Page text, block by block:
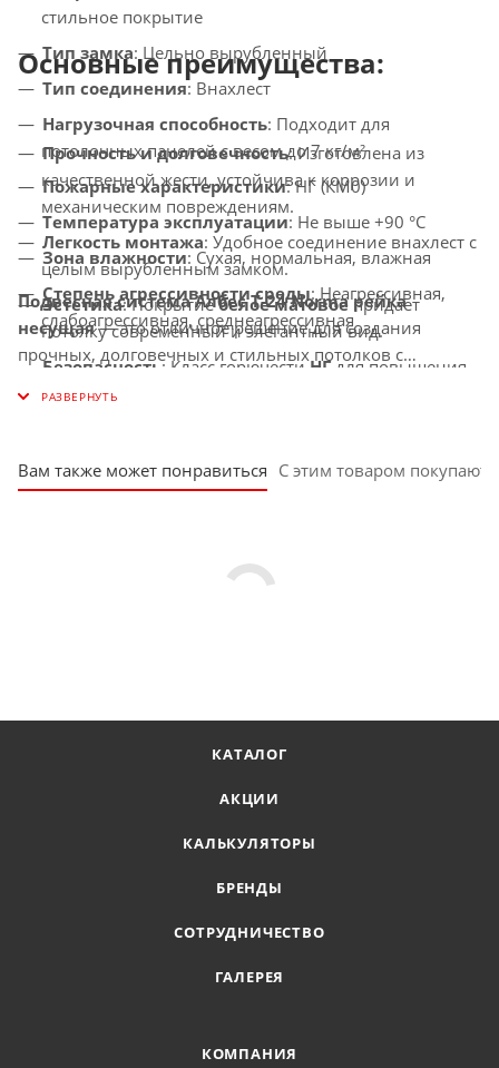
стильное покрытие
Тип замка: Цельно вырубленный
Тип соединения: Внахлест
Нагрузочная способность: Подходит для
потолочных панелей с весом до 7 кг/м²
Пожарные характеристики: НГ (КМ0)
Температура эксплуатации: Не выше +90 °C
Зона влажности: Сухая, нормальная, влажная
Степень агрессивности среды: Неагрессивная,
слабоагрессивная, среднеагрессивная
Основные преимущества:
Прочность и долговечность: Изготовлена из
качественной жести, устойчива к коррозии и
механическим повреждениям.
Легкость монтажа: Удобное соединение внахлест с
целым вырубленным замком.
Эстетика: Покрытиебелое матовоепридает
потолку современный и элегантный вид.
Безопасность: Класс горючестиНГдля повышения
безопасности эксплуатации.
Подвесная система Албес T-24 Norma рейка
несущая— это отличное решение для создания
прочных, долговечных и стильных потолков с
подходит для коммерческих помещений.
Вам также может понравиться С этим товаром покупают
КАТАЛОГ
АКЦИИ
КАЛЬКУЛЯТОРЫ
БРЕНДЫ
СОТРУДНИЧЕСТВО
ГАЛЕРЕЯ
КОМПАНИЯ